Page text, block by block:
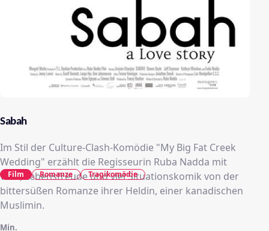
Sabah
Im Stil der Culture-Clash-Komödie "My Big Fat Creek
Wedding" erzählt die Regisseurin Ruba Nadda mit
Witz, Lebensfreude und viel Situationskomik von der
bittersüßen Romanze ihrer Heldin, einer kanadischen
Muslimin.
Min.
Film Romanze Tragikomödie